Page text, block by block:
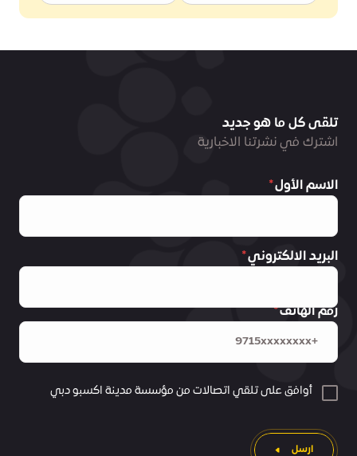
تلقى كل ما هو جديد
اشترك في نشرتنا الاخبارية
الاسم الأول
البريد الالكتروني
رقم الهاتف
أوافق على تلقي اتصالات من مؤسسة مدينة اكسبو دبي
ارسل